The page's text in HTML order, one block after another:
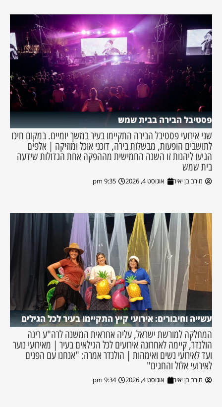
פסטיבל הבירה בבית שמש
שני אירועי פסטיבל הבירה התקיימו בעיר במשך יומיים. במקום חיכו
לתושבים הופעות, מבשלות בירה, דוכני אוכל ומוזיקה | אלפים
הגיעו ליהנות זו השנה החמישית מההפקה אחת הגדולות שידעה
בית שמש
מירב בן יאיר אוגוסט 4, 2026 9:35 pm
עשייה וחיבורים: אירועי קיץ התקיימו בעיר לכל הגילים
המחלקה למורשת ישראל, עליה אחראית המשנה לרה"ע רינה
הולנדר, קיימה לאחרונה אירועים לכל הגילאים בעיר | מאירועי נוער
ועד לאירועי נשים ואימהות | הולנדר אמרה: "אנחנו עם הפנים
לאירועי אלול והחגים"
מירב בן יאיר אוגוסט 4, 2026 9:34 pm